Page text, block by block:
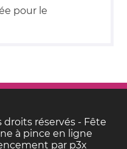
pour le
réservés - Fête
à pince en ligne
par p3x